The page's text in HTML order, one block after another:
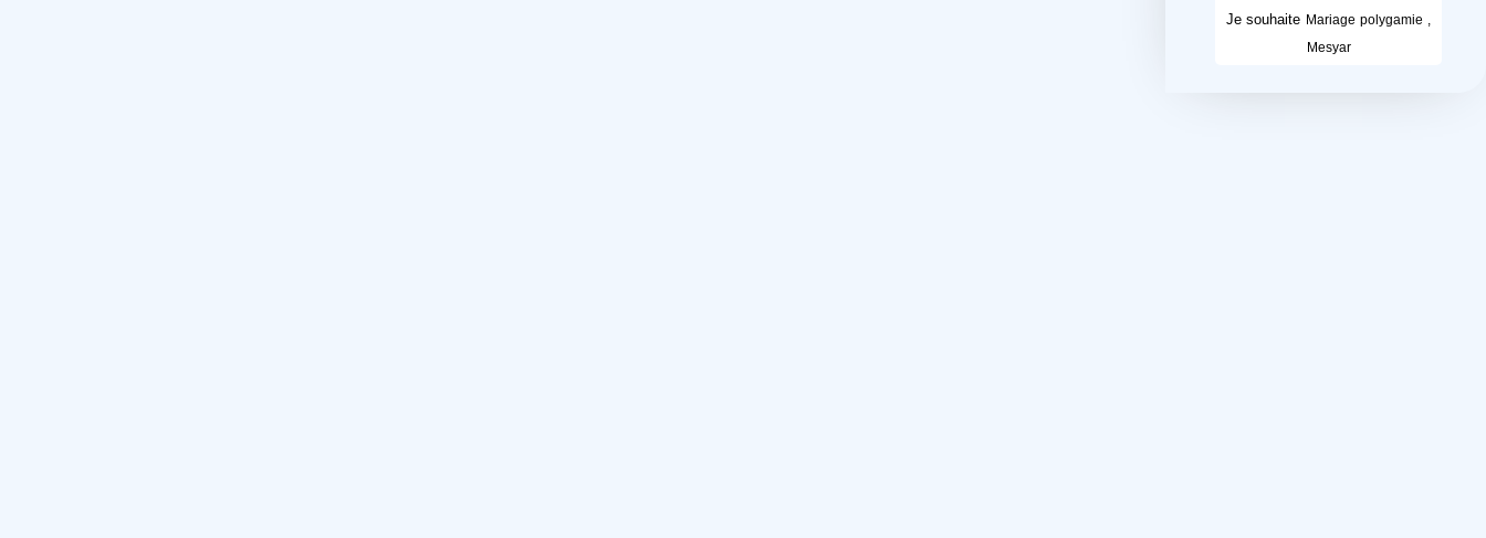
Je souhaite Mariage polygamie ,
Mesyar